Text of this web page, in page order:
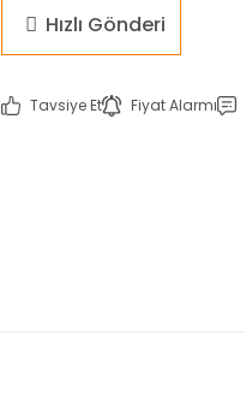
Hızlı Gönderi
Tavsiye Et Fiyat Alarmı